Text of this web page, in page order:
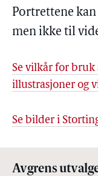
Portrettene
men ikke til
Se vilkår for bruk
illustrasjoner og
Se bilder i
Avgrens